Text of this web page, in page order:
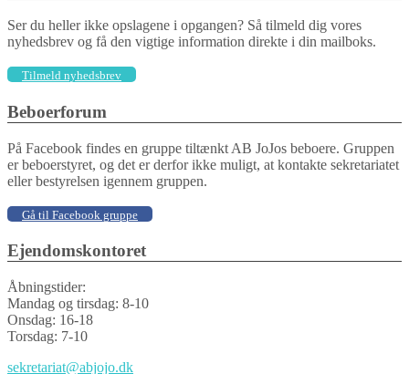
Ser du heller ikke opslagene i opgangen? Så tilmeld dig vores
nyhedsbrev og få den vigtige information direkte i din mailboks.
Tilmeld nyhedsbrev
Beboerforum
På Facebook findes en gruppe tiltænkt AB JoJos beboere. Gruppen
er beboerstyret, og det er derfor ikke muligt, at kontakte sekretariatet
eller bestyrelsen igennem gruppen.
Gå til Facebook gruppe
Ejendomskontoret
Åbningstider:
Mandag og tirsdag: 8-10
Onsdag: 16-18
Torsdag: 7-10
sekretariat@abjojo.dk